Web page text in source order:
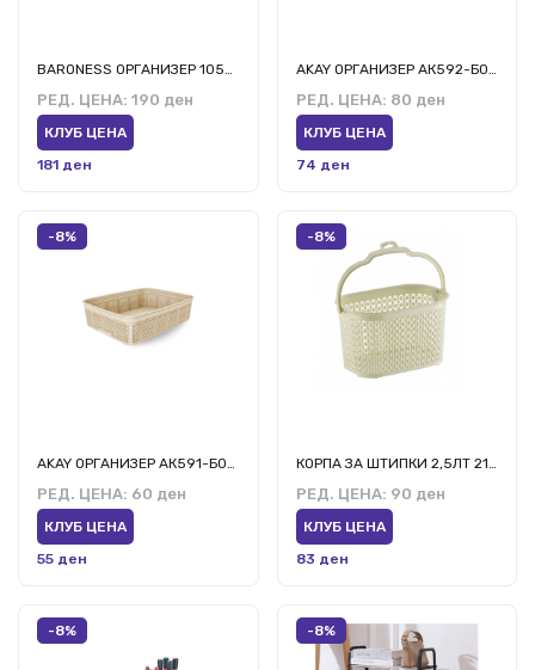
РЕД. ЦЕНА: 190 ден
КЛУБ ЦЕНА
181 ден
РЕД. ЦЕНА: 80 ден
КЛУБ ЦЕНА
74 ден
-8%
AKAY ОРГАНИЗЕР АК591-Б002/106/116
РЕД. ЦЕНА: 60 ден
КЛУБ ЦЕНА
55 ден
-8%
КОРПА ЗА ШТИПКИ 2,5ЛТ 213107
РЕД. ЦЕНА: 90 ден
КЛУБ ЦЕНА
83 ден
-8% -8%